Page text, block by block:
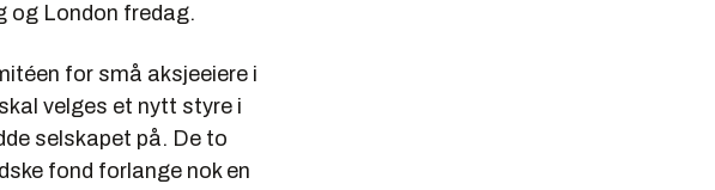
og London fredag.
for små aksjeeiere i
velges et nytt styre i
selskapet på. De to
fond forlange nok en